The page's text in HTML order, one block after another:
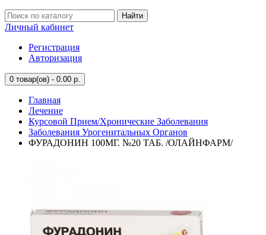
Найти
Личный кабинет
Регистрация
Авторизация
0 товар(ов) - 0.00 р.
Главная
Лечение
Курсовой Прием/Хронические Заболевания
Заболевания Урогенитальных Органов
ФУРАДОНИН 100МГ. №20 ТАБ. /ОЛАЙНФАРМ/